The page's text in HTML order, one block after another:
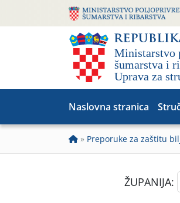
Naslovna stranica
» Preporuke za zaštitu
ŽUPANIJA: